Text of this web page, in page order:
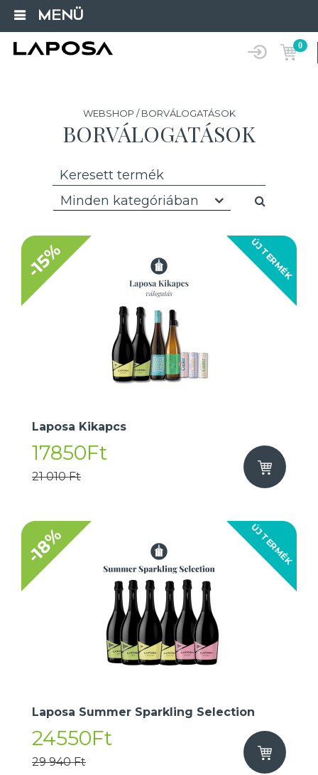
MENÜ
0
WEBSHOP / BORVÁLOGATÁSOK
BORVÁLOGATÁSOK
Minden kategóriában
ÚJ TERMÉK
-15%
Laposa Kikapcs
17850Ft
21 010 Ft
ÚJ TERMÉK
-18%
Laposa Summer Sparkling Selection
24550Ft
29 940 Ft